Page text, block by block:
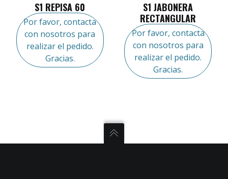
S1 REPISA 60
Por favor, contacta
con nosotros para
realizar el pedido.
Gracias.
S1 JABONERA
RECTANGULAR
Por favor, contacta
con nosotros para
realizar el pedido.
Gracias.